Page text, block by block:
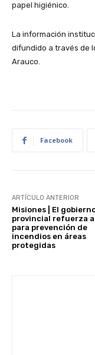
papel higiénico.
La información
difundido a través de
Arauco.
Facebook
ARTÍCULO ANTERIOR
Misiones | El
provincial refuerza
para prevención de
incendios en áreas
protegidas